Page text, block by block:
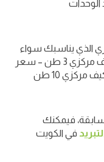
الذي يناسبك سواء
سعر المكيف المركزي صغير – سعر مكيف مركزي 3 طن – سعر
التكييف المركزي 5 طن الكويت – سعر مكيف مركزي 10 طن
فيمكنك
في الكويت